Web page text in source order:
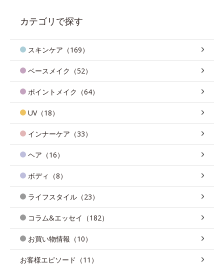
カテゴリで探す
スキンケア（169）
ベースメイク（52）
ポイントメイク（64）
UV（18）
インナーケア（33）
ヘア（16）
ボディ（8）
ライフスタイル（23）
コラム&エッセイ（182）
お買い物情報（10）
お客様エピソード（11）